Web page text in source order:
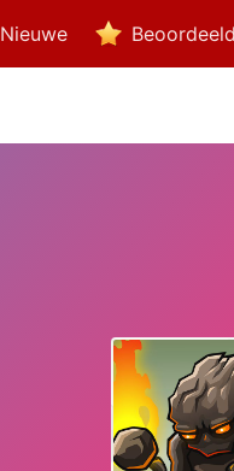
Nieuwe Beoordeeld